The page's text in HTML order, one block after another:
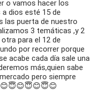
o vamos hacer los
dios esté 15 de
las puerta de nuestro
3 temáticas ,y 2
para el 12 de
por recorrer porque
acabe cada día sale una
más,quien sabe
pero siempre